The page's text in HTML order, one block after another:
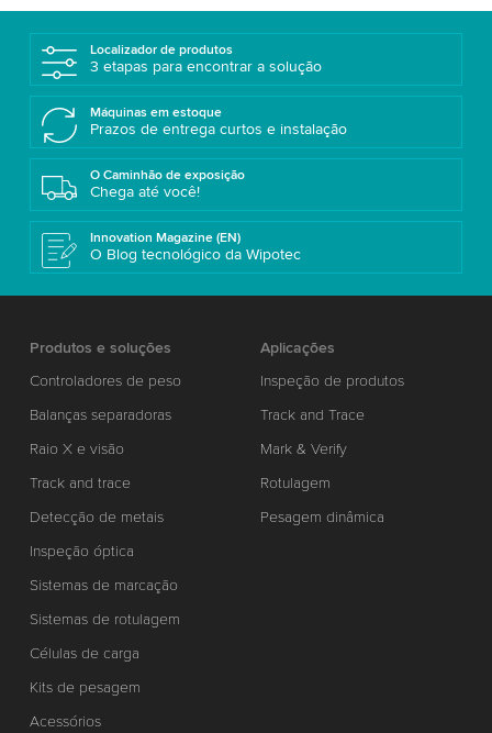
Localizador de produtos
3 etapas para encontrar a solução
Máquinas em estoque
Prazos de entrega curtos e instalação
O Caminhão de exposição
Chega até você!
Innovation Magazine (EN)
O Blog tecnológico da Wipotec
Produtos e soluções
Controladores de peso
Balanças separadoras
Raio X e visão
Track and trace
Detecção de metais
Inspeção óptica
Sistemas de marcação
Sistemas de rotulagem
Células de carga
Kits de pesagem
Acessórios
Aplicações
Inspeção de produtos
Track and Trace
Mark & Verify
Rotulagem
Pesagem dinâmica